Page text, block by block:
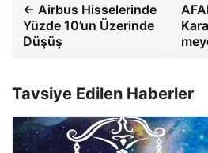
← Airbus Hisselerinde
Yüzde 10’un Üzerinde
Düşüş
Tavsiye Edilen Haberler